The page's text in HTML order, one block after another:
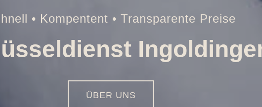
Tresor • Auto • Briefkasten • Brandschutztür
aller Art
01516 - 113 55 44